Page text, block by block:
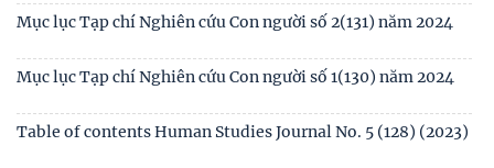
Mục lục Tạp chí Nghiên cứu Con người số 3(132)2024
Table of contents Human Studies Journal No1 (130) 2024
Table of contents Human Studies Journal No2 (131) 2024